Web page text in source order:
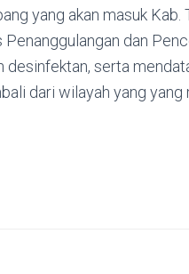
yang akan masuk
dan
serta
dari wilayah yang yang